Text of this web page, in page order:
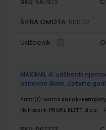
567372
ŠIFRA OMOTA: 500177
Udžbenik
MAXIMAL 4; udžbenik
osnovne škole, četvrta
Autor(i): Motta Krulak-
Nakladnik: PROFIL KLETT d.o.o.